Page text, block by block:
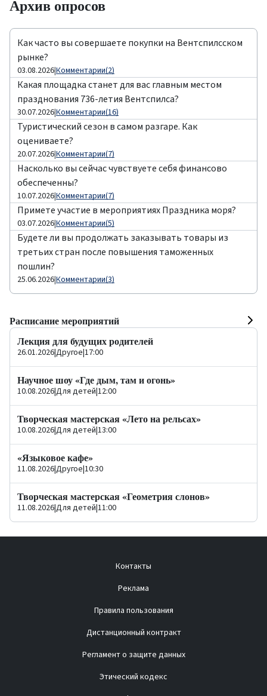
Архив опросов
03.08.2026|Комментарии(2)
Как часто вы совершаете покупки на Вентспилсском
рынке?
30.07.2026|Комментарии(16)
Какая площадка станет для вас главным местом
празднования 736-летия Вентспилса?
20.07.2026|Комментарии(7)
Туристический сезон в самом разгаре. Как
оцениваете?
10.07.2026|Комментарии(7)
Насколько вы сейчас чувствуете себя финансово
обеспеченны?
03.07.2026|Комментарии(5)
Примете участие в мероприятиях Праздника моря?
25.06.2026|Комментарии(3)
Будете ли вы продолжать заказывать товары из
третьих стран после повышения таможенных
пошлин?
Расписание мероприятий
Лекция для будущих родителей
26.01.2026|Другое|17:00
Научное шоу «Где дым, там и огонь»
10.08.2026|Для детей|12:00
Творческая мастерская «Лето на рельсах»
10.08.2026|Для детей|13:00
«Языковое кафе»
11.08.2026|Другое|10:30
Творческая мастерская «Геометрия слонов»
11.08.2026|Для детей|11:00
Контакты
Реклама
Правила пользования
Дистанционный контракт
Регламент о защите данных
Этический кодекс